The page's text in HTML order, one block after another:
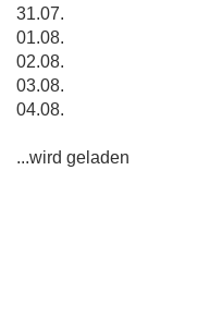
31.07.
01.08.
02.08.
03.08.
04.08.
...wird geladen